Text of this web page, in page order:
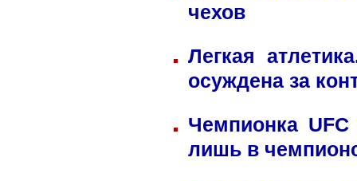
чехов
Легкая
осуждена за
Чемпионка
лишь в